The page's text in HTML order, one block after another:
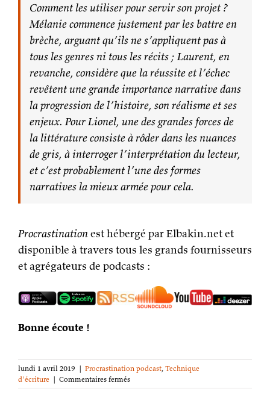
Comment les utiliser pour servir son projet ?
Mélanie commence justement par les battre en
brèche, arguant qu’ils ne s’appliquent pas à
tous les genres ni tous les récits ; Laurent, en
revanche, considère que la réussite et l’échec
revêtent une grande importance narrative dans
la progression de l’histoire, son réalisme et ses
enjeux. Pour Lionel, une des grandes forces de
la littérature consiste à rôder dans les nuances
de gris, à interroger l’interprétation du lecteur,
et c’est probablement l’une des formes
narratives la mieux armée pour cela.
Procrastinationest hébergé par Elbakin.net et
disponible à travers tous les grands fournisseurs
et agrégateurs de podcasts :
Bonne écoute !
lundi 1 avril 2019 | Procrastination podcast, Technique
d'écriture | Commentaires ferméssur
Procrastination